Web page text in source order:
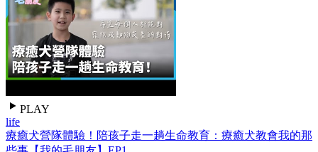
PLAY
life
療癒犬營隊體驗！陪孩子走一趟生命教育：療癒犬教會我的那